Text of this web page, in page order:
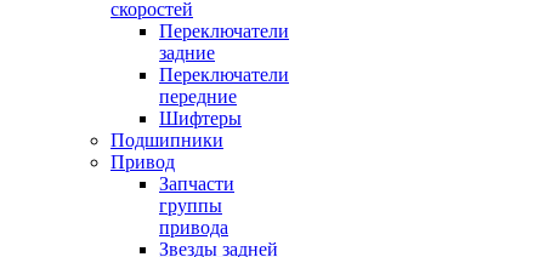
скоростей
Переключатели
задние
Переключатели
передние
Шифтеры
Подшипники
Привод
Запчасти
группы
привода
Звезды задней